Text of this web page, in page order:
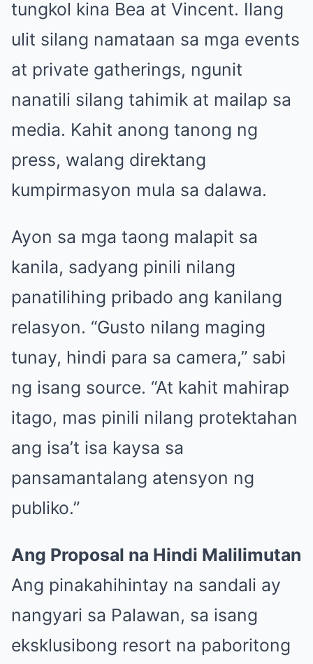
tungkol kina Bea at Vincent. Ilang
ulit silang namataan sa mga events
at private gatherings, ngunit
nanatili silang tahimik at mailap sa
media. Kahit anong tanong ng
press, walang direktang
kumpirmasyon mula sa dalawa.
Ayon sa mga taong malapit sa
kanila, sadyang pinili nilang
panatilihing pribado ang kanilang
relasyon. “Gusto nilang maging
tunay, hindi para sa camera,” sabi
ng isang source. “At kahit mahirap
itago, mas pinili nilang protektahan
ang isa’t isa kaysa sa
pansamantalang atensyon ng
publiko.”
Ang Proposal na Hindi Malilimutan
Ang pinakahihintay na sandali ay
nangyari sa Palawan, sa isang
eksklusibong resort na paboritong